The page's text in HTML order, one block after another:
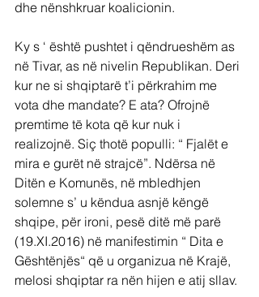
dhe nënshkruar koalicionin.
Ky s ‘ është pushtet i qëndrueshëm as
në Tivar, as në nivelin Republikan. Deri
kur ne si shqiptarë t’i përkrahim me
vota dhe mandate? E ata? Ofrojnë
premtime të kota që kur nuk i
realizojnë. Siç thotë populli: “ Fjalët e
mira e gurët në strajcë”. Ndërsa në
Ditën e Komunës, në mbledhjen
solemne s’ u këndua asnjë këngë
shqipe, për ironi, pesë ditë më parë
(19.XI.2016) në manifestimin “ Dita e
Gështënjës“ që u organizua në Krajë,
melosi shqiptar ra nën hijen e atij sllav.